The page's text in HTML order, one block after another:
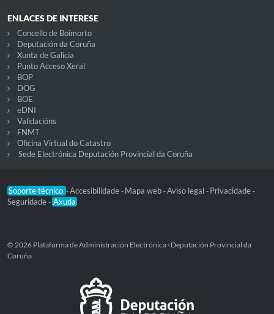
ENLACES DE INTERESE
Concello de Boimorto
Deputación da Coruña
Xunta de Galicia
Punto Acceso Xeral
BOP
DOG
BOE
eDNI
Validacións
FNMT
Oficina Virtual do Catastro
Sede Electrónica Deputación Provincial da Coruña
Soporte técnico -Accesibilidade - Mapa web -Aviso legal - Privacidade -
Seguridade - Axuda
© 2026 Plataforma de Administración Electrónica · Deputación Provincial da
Coruña